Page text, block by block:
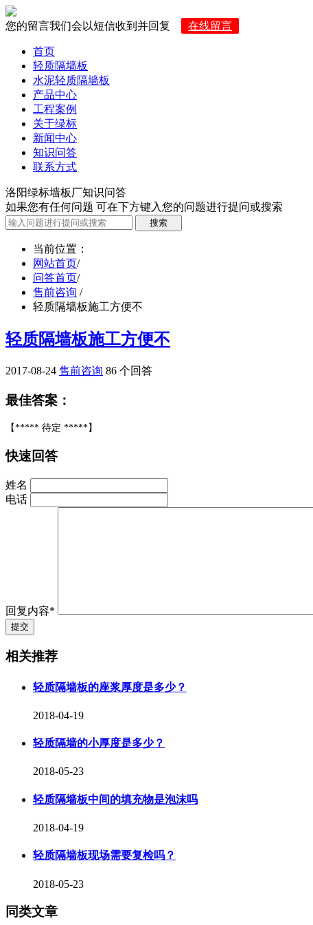
您的留言我们会以短信收到并回复 在线留言
首页
轻质隔墙板
水泥轻质隔墙板
产品中心
工程案例
关于绿标
新闻中心
知识问答
联系方式
洛阳绿标墙板厂知识问答
如果您有任何问题 可在下方键入您的问题进行提问或搜索
当前位置 ：
网站首页/
问答首页/
售前咨询 /
轻质隔墙板施工方便不
轻质隔墙板施工方便不
2017-08-24 售前咨询 86 个回答
最佳答案：
【***** 待定 *****】
快速回答
姓名
电话
回复内容*
相关推荐
轻质隔墙板的座浆厚度是多少？
2018-04-19
轻质隔墙的小厚度是多少？
2018-05-23
轻质隔墙板中间的填充物是泡沫吗
2018-04-19
轻质隔墙板现场需要复检吗？
2018-05-23
同类文章